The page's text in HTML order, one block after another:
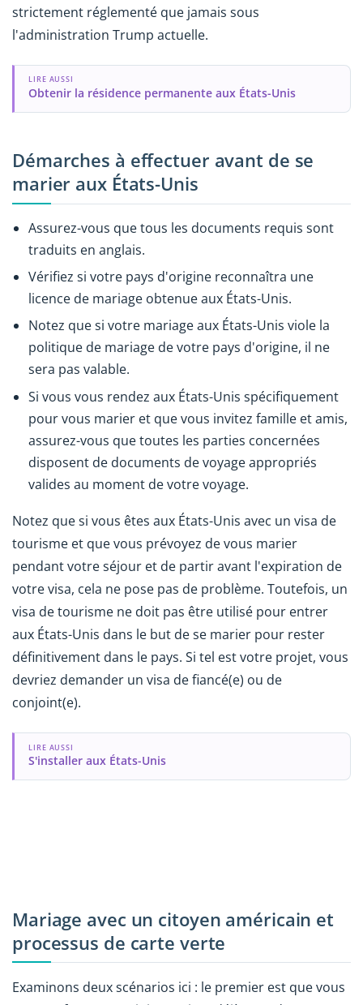
strictement réglementé que jamais sous
l'administration Trump actuelle.
LIRE AUSSI
Obtenir la résidence permanente aux États-Unis
Démarches à effectuer avant de se
marier aux États-Unis
Assurez-vous que tous les documents requis sont
traduits en anglais.
Vérifiez si votre pays d'origine reconnaîtra une
licence de mariage obtenue aux États-Unis.
Notez que si votre mariage aux États-Unis viole la
politique de mariage de votre pays d'origine, il ne
sera pas valable.
Si vous vous rendez aux États-Unis spécifiquement
pour vous marier et que vous invitez famille et amis,
assurez-vous que toutes les parties concernées
disposent de documents de voyage appropriés
valides au moment de votre voyage.
Notez que si vous êtes aux États-Unis avec un visa de
tourisme et que vous prévoyez de vous marier
pendant votre séjour et de partir avant l'expiration de
votre visa, cela ne pose pas de problème. Toutefois, un
visa de tourisme ne doit pas être utilisé pour entrer
aux États-Unis dans le but de se marier pour rester
définitivement dans le pays. Si tel est votre projet, vous
devriez demander un visa de fiancé(e) ou de
conjoint(e).
LIRE AUSSI
S'installer aux États-Unis
Mariage avec un citoyen américain et
processus de carte verte
Examinons deux scénarios ici : le premier est que vous